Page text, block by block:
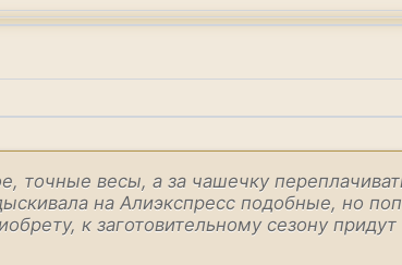
точные весы, а за чашечку
на Алиэкспресс подобные, но
к заготовительному сезону